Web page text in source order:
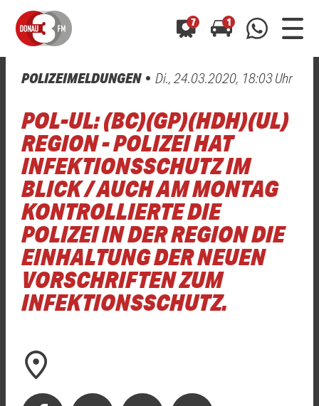
7 1
0800 0 490 400
01520 242 3333
Hast du auch einen Blitzer oder eine Verkehrsbehinderung
gesehen? Ganz einfach melden - kostenlos unter0800 0 490 400
oder perWhatsApp 01520 242 3333
Hast du auch einen Blitzer oder eine Verkehrsbehinderung
gesehen? Ganz einfach melden - kostenlos unter0800 0 490 400
oder perWhatsApp 01520 242 3333
POLIZEIMELDUNGEN Di., 24.03.2020, 18:03 Uhr
POL-UL: (BC)(GP)(HDH)(UL)
REGION - POLIZEI HAT
INFEKTIONSSCHUTZ IM
BLICK / AUCH AM MONTAG
KONTROLLIERTE DIE
POLIZEI IN DER REGION DIE
EINHALTUNG DER NEUEN
VORSCHRIFTEN ZUM
INFEKTIONSSCHUTZ.